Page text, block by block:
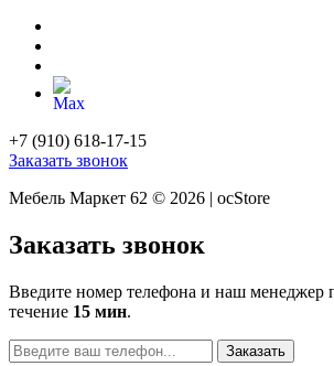
+7 (910) 618-17-15
Заказать звонок
Мебель Маркет 62 © 2026 | ocStore
Заказать звонок
Введите номер телефона и наш менеджер
течение 15 мин.
Заказать